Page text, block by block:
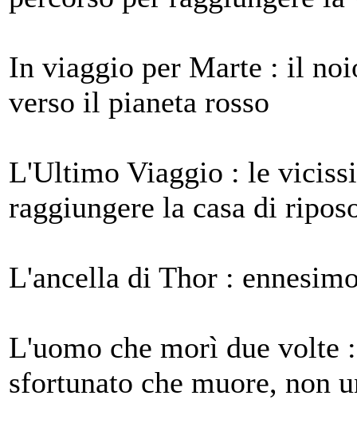
In viaggio per Marte : il
verso il pianeta rosso
L'Ultimo Viaggio : le
raggiungere la casa di
L'ancella di Thor :
L'uomo che morì due volte
sfortunato che muore, non